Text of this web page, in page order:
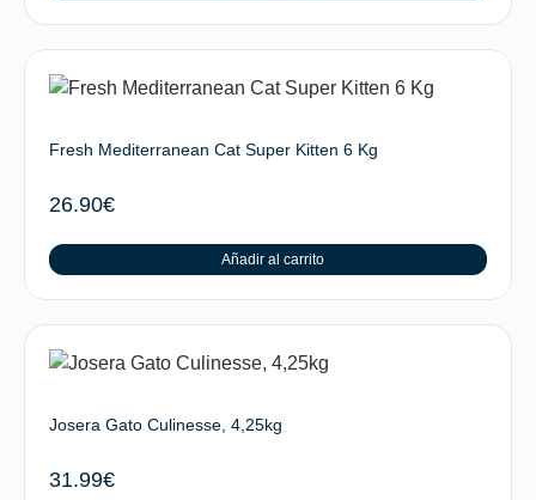
Fresh Mediterranean Cat Super Kitten 6 Kg
26.90€
Añadir al carrito
Josera Gato Culinesse, 4,25kg
31.99€